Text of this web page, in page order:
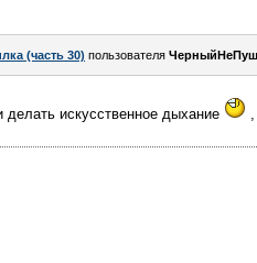
(часть 30) пользователя
искусственное дыхание